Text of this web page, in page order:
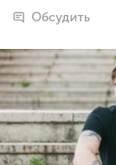
Обсудить